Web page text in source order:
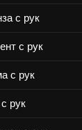
с рук
с рук
с рук
рук